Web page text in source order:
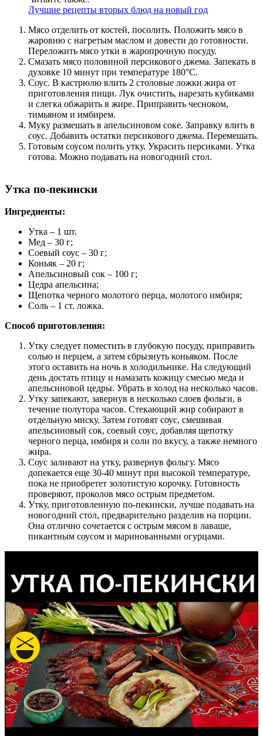
Лучшие рецепты вторых блюд на новый год
Мясо отделить от костей, посолить. Положить мясо в
жаровню с нагретым маслом и довести до готовности.
Переложить мясо утки в жаропрочную посуду.
Смазать мясо половиной персикового джема. Запекать в
духовке 10 минут при температуре 180°C.
Соус. В кастрюлю влить 2 столовые ложки жира от
приготовления пищи. Лук очистить, нарезать кубиками
и слегка обжарить в жире. Приправить чесноком,
тимьяном и имбирем.
Муку размешать в апельсиновом соке. Заправку влить в
соус. Добавить остатки персикового джема. Перемешать.
Готовым соусом полить утку. Украсить персиками. Утка
готова. Можно подавать на новогодний стол.
Утка по-пекински
Ингредиенты:
Утка – 1 шт.
Мед – 30 г;
Соевый соус – 30 г;
Коньяк – 20 г;
Апельсиновый сок – 100 г;
Цедра апельсина;
Щепотка черного молотого перца, молотого имбиря;
Соль – 1 ст. ложка.
Способ приготовления:
Утку следует поместить в глубокую посуду, приправить
солью и перцем, а затем сбрызнуть коньяком. После
этого оставить на ночь в холодильнике. На следующий
день достать птицу и намазать кожицу смесью меда и
апельсиновой цедры. Убрать в холод на несколько часов.
Утку запекают, завернув в несколько слоев фольги, в
течение полутора часов. Стекающий жир собирают в
отдельную миску. Затем готовят соус, смешивая
апельсиновый сок, соевый соус, добавляя щепотку
черного перца, имбиря и соли по вкусу, а также немного
жира.
Соус заливают на утку, развернув фольгу. Мясо
допекается еще 30-40 минут при высокой температуре,
пока не приобретет золотистую корочку. Готовность
проверяют, проколов мясо острым предметом.
Утку, приготовленную по-пекински, лучше подавать на
новогодний стол, предварительно разделив на порции.
Она отлично сочетается с острым мясом в лаваше,
пикантным соусом и маринованными огурцами.